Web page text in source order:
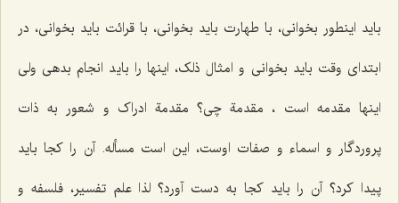
باید اینطور بخوانی، با طهارت باید بخوانی، با قرائت باید بخوانی، در
ابتدای وقت باید بخوانی و امثال ذلک، اینها را باید انجام بدهی ولی
اینها مقدمه است ، مقدمة چی؟ مقدمة ادراک و شعور به ذات
پروردگار و اسماء و صفات اوست، این است مسأله. آن را کجا باید
پیدا کرد؟ آن را باید کجا به دست آورد؟ لذا علم تفسیر، فلسفه و